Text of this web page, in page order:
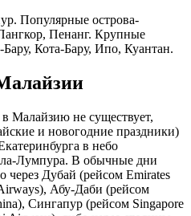
Популярные острова-
Пенанг. Крупные
Кота-Бару, Ипо, Куантан.
Малайзию не существует,
и новогодние праздники)
в небо
Лумпура. В обычные дни
через Дубай (рейсом Emirates
Абу-Даби (рейсом
Сингапур (рейсом Singapore